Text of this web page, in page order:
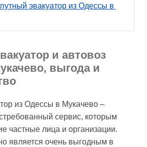
эвакуатор из Одессы в
и автовоз
выгода и
из Одессы в Мукачево –
сервис, которым
частные лица и организации.
является очень выгодным в